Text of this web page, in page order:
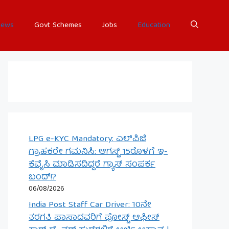
Govt Schemes Jobs Education
LPG e-KYC Mandatory: ಎಲ್‌ಪಿಜಿ
ಗ್ರಾಹಕರೇ ಗಮನಿಸಿ: ಆಗಸ್ಟ್ 15ರೊಳಗೆ ಇ-
ಕೆವೈಸಿ ಮಾಡಿಸದಿದ್ದರೆ ಗ್ಯಾಸ್ ಸಂಪರ್ಕ
ಬಂದ್!?
06/08/2026
India Post Staff Car Driver: 10ನೇ
ತರಗತಿ ಪಾಸಾದವರಿಗೆ ಪೋಸ್ಟ್ ಆಫೀಸ್